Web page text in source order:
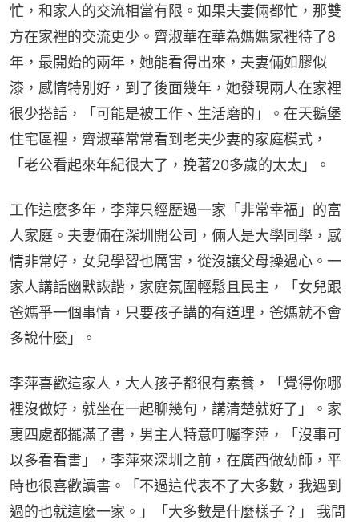
忙，和家人的交流相當有限。如果夫妻倆都忙，那雙
方在家裡的交流更少。齊淑華在華為媽媽家裡待了8
年，最開始的兩年，她能看得出來，夫妻倆如膠似
漆，感情特別好，到了後面幾年，她發現兩人在家裡
很少搭話，「可能是被工作、生活磨的」。在天鵝堡
住宅區裡，齊淑華常常看到老夫少妻的家庭模式，
「老公看起來年紀很大了，挽著20多歲的太太」。
工作這麼多年，李萍只經歷過一家「非常幸福」的富
人家庭。夫妻倆在深圳開公司，倆人是大學同學，感
情非常好，女兒學習也厲害，從沒讓父母操過心。一
家人講話幽默詼諧，家庭氛圍輕鬆且民主，「女兒跟
爸媽爭一個事情，只要孩子講的有道理，爸媽就不會
多說什麼」。
李萍喜歡這家人，大人孩子都很有素養，「覺得你哪
裡沒做好，就坐在一起聊幾句，講清楚就好了」。家
裏四處都擺滿了書，男主人特意叮囑李萍，「沒事可
以多看看書」，李萍來深圳之前，在廣西做幼師，平
時也很喜歡讀書。「不過這代表不了大多數，我遇到
過的也就這麼一家。」「大多數是什麼樣子？」 我問